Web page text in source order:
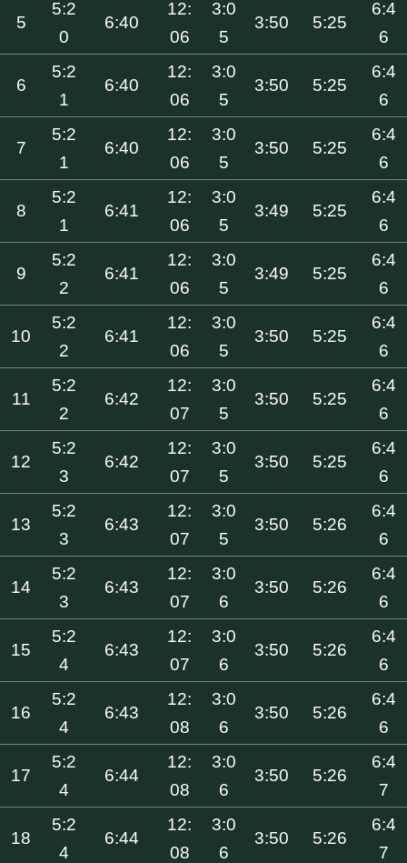
5
5:2
0
6:40
12:
06
3:0
5
3:50 5:25
6:4
6
6
5:2
1
6:40
12:
06
3:0
5
3:50 5:25
6:4
6
7
5:2
1
6:40
12:
06
3:0
5
3:50 5:25
6:4
6
8
5:2
1
6:41
12:
06
3:0
5
3:49 5:25
6:4
6
9
5:2
2
6:41
12:
06
3:0
5
3:49 5:25
6:4
6
10
5:2
2
6:41
12:
06
3:0
5
3:50 5:25
6:4
6
11
5:2
2
6:42
12:
07
3:0
5
3:50 5:25
6:4
6
12
5:2
3
6:42
12:
07
3:0
5
3:50 5:25
6:4
6
13
5:2
3
6:43
12:
07
3:0
5
3:50 5:26
6:4
6
14
5:2
3
6:43
12:
07
3:0
6
3:50 5:26
6:4
6
15
5:2
4
6:43
12:
07
3:0
6
3:50 5:26
6:4
6
16
5:2
4
6:43
12:
08
3:0
6
3:50 5:26
6:4
6
17
5:2
4
6:44
12:
08
3:0
6
3:50 5:26
6:4
7
18
5:2
4
6:44
12:
08
3:0
6
3:50 5:26
6:4
7